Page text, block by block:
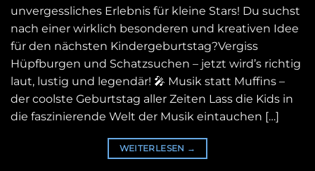
unvergessliches Erlebnis für kleine Stars! Du suchst
nach einer wirklich besonderen und kreativen Idee
für den nächsten Kindergeburtstag?Vergiss
Hüpfburgen und Schatzsuchen – jetzt wird’s richtig
laut, lustig und legendär! 🎤 Musik statt Muffins –
der coolste Geburtstag aller Zeiten Lass die Kids in
die faszinierende Welt der Musik eintauchen […]
WEITERLESEN →